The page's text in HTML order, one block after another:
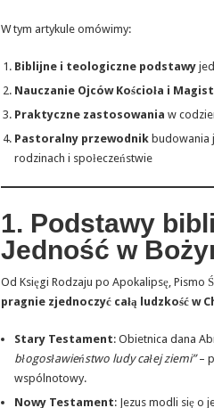
W tym artykule omówimy:
Biblijne i teologiczne podstawy
Nauczanie Ojców Kościoła i
Praktyczne zastosowania w
Pastoralny przewodnikbudowania
rodzinach i społeczeństwie
1. Podstawy
Jedność w
Od Księgi Rodzaju po Apokalipsę, Pismo
pragnie zjednoczyć całą ludzkość w
Stary Testament: Obietnica dana
błogosławieństwo ludy całej ziemi”–
wspólnotowy.
Nowy Testament: Jezus modli się o